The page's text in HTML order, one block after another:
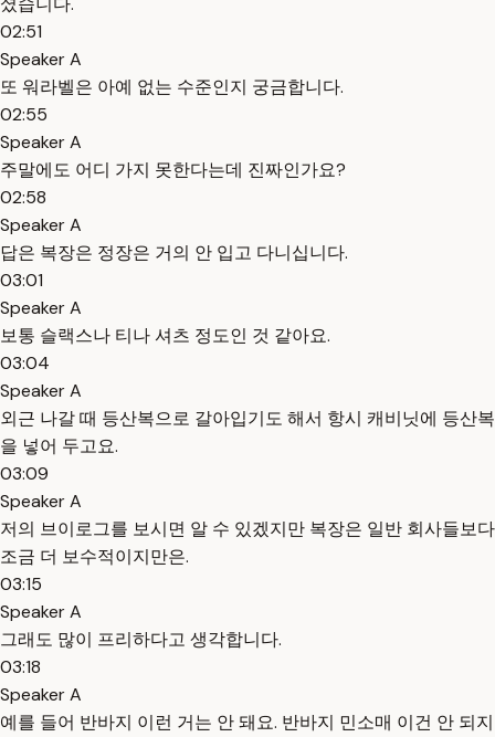
02:51
Speaker A
또 워라벨은 아예 없는 수준인지 궁금합니다.
02:55
Speaker A
주말에도 어디 가지 못한다는데 진짜인가요?
02:58
Speaker A
답은 복장은 정장은 거의 안 입고 다니십니다.
03:01
Speaker A
보통 슬랙스나 티나 셔츠 정도인 것 같아요.
03:04
Speaker A
외근 나갈 때 등산복으로 갈아입기도 해서 항시 캐비닛에 등산복
을 넣어 두고요.
03:09
Speaker A
저의 브이로그를 보시면 알 수 있겠지만 복장은 일반 회사들보다
조금 더 보수적이지만은.
03:15
Speaker A
그래도 많이 프리하다고 생각합니다.
03:18
Speaker A
예를 들어 반바지 이런 거는 안 돼요. 반바지 민소매 이건 안 되지